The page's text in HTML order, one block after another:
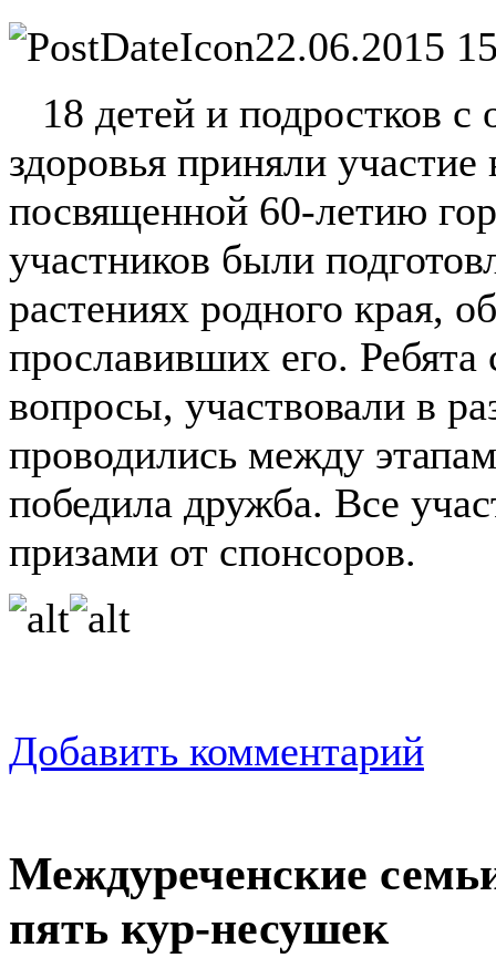
22.06.2015
18 детей и подростков
здоровья приняли
посвященной 60-летию
участников были
растениях родного края,
прославивших его. Ребята
вопросы, участвовали в
проводились между
победила дружба. Все
призами от спонсоров.
Добавить комментарий
Междуреченские
пять кур-несушек